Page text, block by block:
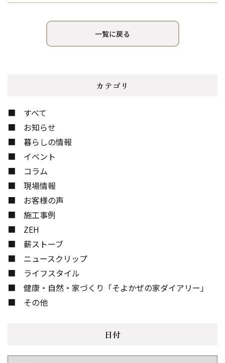
一覧に戻る
カテゴリ
すべて
お知らせ
暮らしの情報
イベント
コラム
現場情報
お客様の声
施工事例
ZEH
薪ストーブ
ニュースクリップ
ライフスタイル
健康・自然・家づくり「そよかぜの家ダイアリー」
その他
日付